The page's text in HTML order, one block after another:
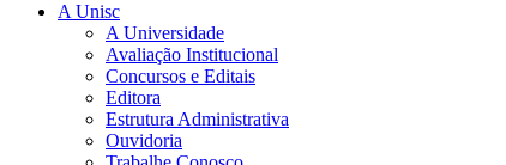
A Unisc
A Universidade
Avaliação Institucional
Concursos e Editais
Editora
Estrutura Administrativa
Ouvidoria